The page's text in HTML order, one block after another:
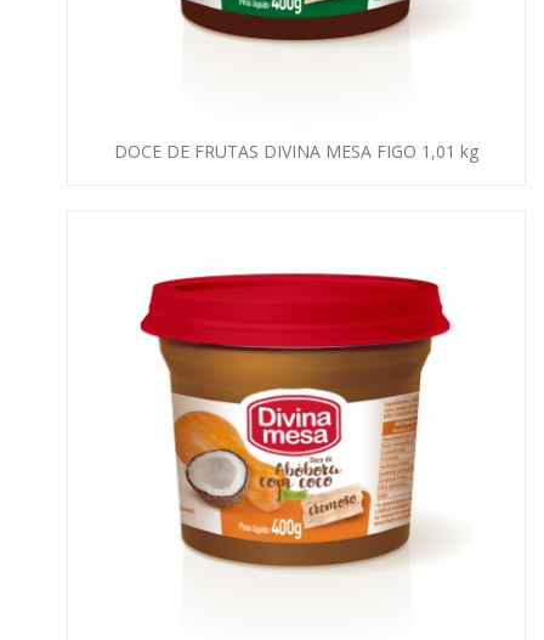
DOCE DE FRUTAS DIVINA MESA FIGO 1,01 kg